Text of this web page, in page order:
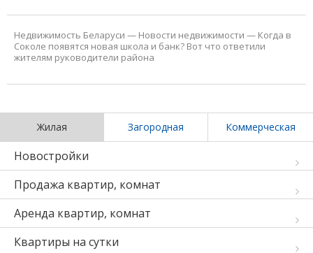
Недвижимость Беларуси — Новости недвижимости — Когда в
Соколе появятся новая школа и банк? Вот что ответили
жителям руководители района
Жилая Загородная Коммерческая
Новостройки
Продажа квартир, комнат
Аренда квартир, комнат
Квартиры на сутки